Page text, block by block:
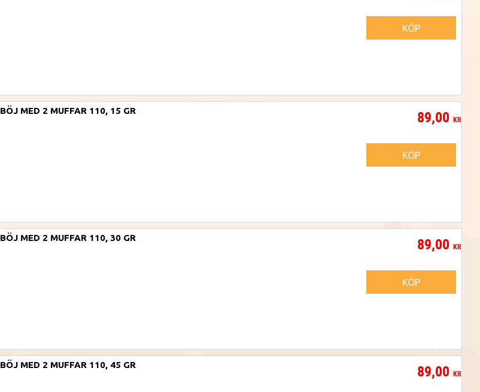
KÖP
BÖJ MED 2 MUFFAR 110, 15 GR 89,00 KR
KÖP
BÖJ MED 2 MUFFAR 110, 30 GR 89,00 KR
KÖP
BÖJ MED 2 MUFFAR 110, 45 GR 89,00 KR